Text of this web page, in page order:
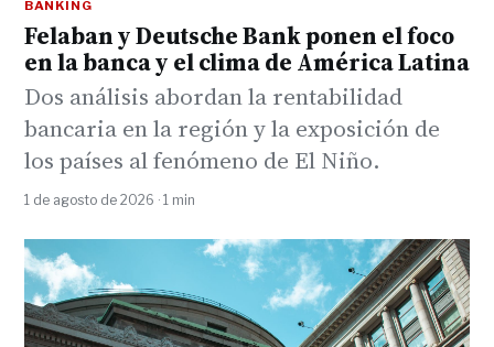
BANKING
Felaban y Deutsche Bank ponen el foco
en la banca y el clima de América Latina
Dos análisis abordan la rentabilidad
bancaria en la región y la exposición de
los países al fenómeno de El Niño.
1 de agosto de 2026 · 1 min